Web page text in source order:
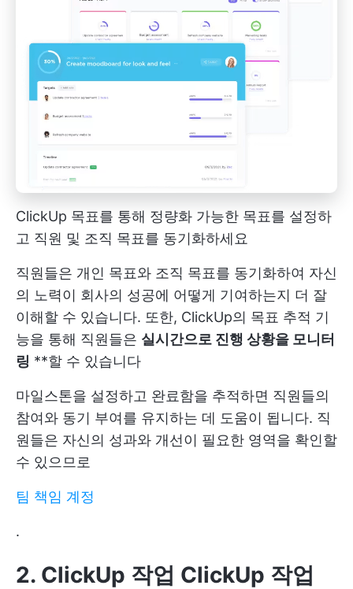
ClickUp 목표를 통해 정량화 가능한 목표를 설정하
고 직원 및 조직 목표를 동기화하세요
직원들은 개인 목표와 조직 목표를 동기화하여 자신
의 노력이 회사의 성공에 어떻게 기여하는지 더 잘
이해할 수 있습니다. 또한, ClickUp의 목표 추적 기
능을 통해 직원들은 실시간으로 진행 상황을 모니터
링 **할 수 있습니다
마일스톤을 설정하고 완료함을 추적하면 직원들의
참여와 동기 부여를 유지하는 데 도움이 됩니다. 직
원들은 자신의 성과와 개선이 필요한 영역을 확인할
수 있으므로
팀 책임 계정
.
2. ClickUp 작업 ClickUp 작업